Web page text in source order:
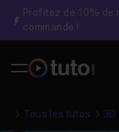
Profitez de 10% de
commande !
Tous les tutos 3D